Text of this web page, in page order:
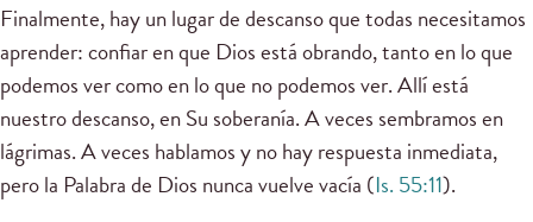
Finalmente, hay un lugar de descanso que todas necesitamos
aprender: confiar en que Dios está obrando, tanto en lo que
podemos ver como en lo que no podemos ver. Allí está
nuestro descanso, en Su soberanía. A veces sembramos en
lágrimas. A veces hablamos y no hay respuesta inmediata,
pero la Palabra de Dios nunca vuelve vacía (Is. 55:11).